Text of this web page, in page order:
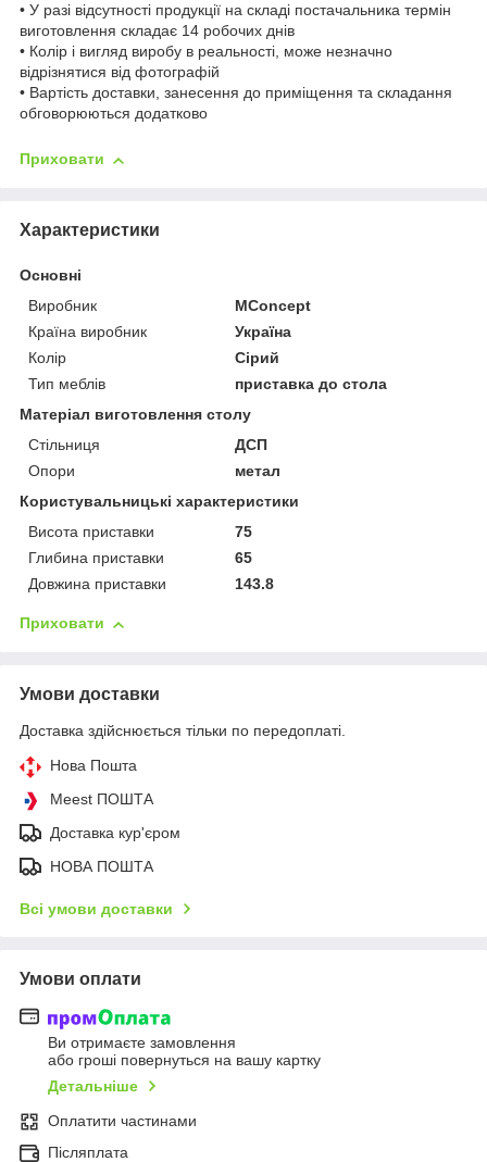
• У разі відсутності продукції на складі постачальника термін
виготовлення складає 14 робочих днів
• Колір і вигляд виробу в реальності, може незначно
відрізнятися від фотографій
• Вартість доставки, занесення до приміщення та складання
обговорюються додатково
Приховати
Характеристики
Основні
Виробник
MConcept
Країна виробник
Україна
Колір
Сірий
Тип меблів
приставка до стола
Матеріал виготовлення столу
Стільниця
ДСП
Опори
метал
Користувальницькі характеристики
Висота приставки
75
Глибина приставки
65
Довжина приставки
143.8
Приховати
Умови доставки
Доставка здійснюється тільки по передоплаті.
Нова Пошта
Meest ПОШТА
Доставка кур'єром
НОВА ПОШТА
Всі умови доставки
Умови оплати
Ви отримаєте замовлення
або гроші повернуться на вашу картку
Детальніше
Оплатити частинами
Післяплата